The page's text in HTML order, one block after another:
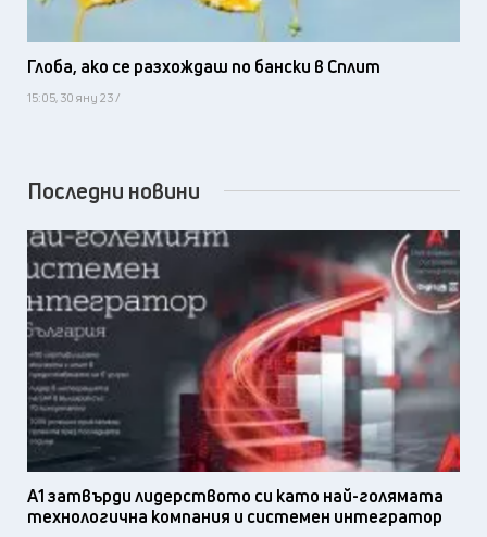
Глоба, ако се разхождаш по бански в Сплит
15:05, 30 яну 23 /
Последни новини
А1 затвърди лидерството си като най-голямата
технологична компания и системен интегратор